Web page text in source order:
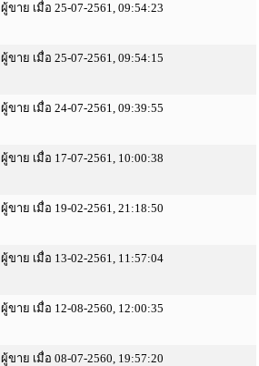
ผู้ขาย เมื่อ 25-07-2561, 09:54:23
ผู้ขาย เมื่อ 25-07-2561, 09:54:15
ผู้ขาย เมื่อ 24-07-2561, 09:39:55
ผู้ขาย เมื่อ 17-07-2561, 10:00:38
ผู้ขาย เมื่อ 19-02-2561, 21:18:50
ผู้ขาย เมื่อ 13-02-2561, 11:57:04
ผู้ขาย เมื่อ 12-08-2560, 12:00:35
ผู้ขาย เมื่อ 08-07-2560, 19:57:20